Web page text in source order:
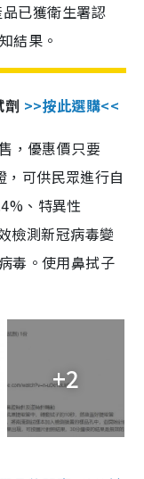
已獲衛生署認
結果。
劑 >>按此選購<<
，優惠價只要
可供民眾進行自
、特異性
檢測新冠病毒變
毒。使用鼻拭子
+2